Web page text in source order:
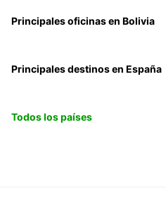
Principales oficinas en Bolivia
Principales destinos en España
Todos los países